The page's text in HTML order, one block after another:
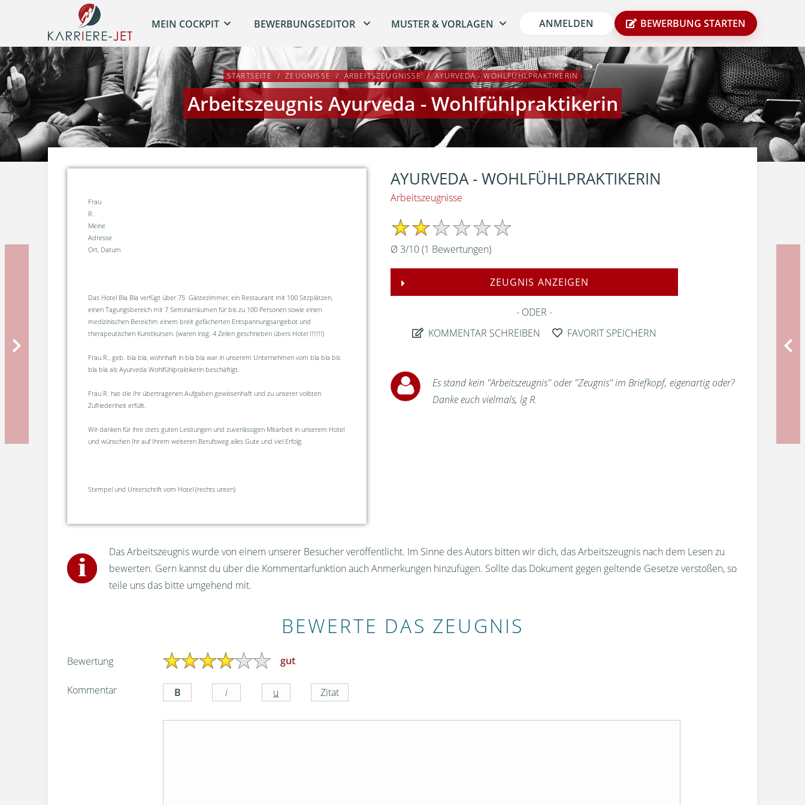
MEIN COCKPIT BEWERBUNGSEDITOR MUSTER & VORLAGEN ANMELDEN BEWERBUNG STARTEN
STARTSEITE ZEUGNISSE ARBEITSZEUGNISSE AYURVEDA - WOHLFÜHLPRAKTIKERIN
Arbeitszeugnis Ayurveda - Wohlfühlpraktikerin
AYURVEDA - WOHLFÜHLPRAKTIKERIN
Arbeitszeugnisse
Ø 3/10(1 Bewertungen)
ZEUGNIS ANZEIGEN
ODER
KOMMENTAR SCHREIBEN
FAVORIT SPEICHERN
Es stand kein ''Arbeitszeugnis'' oder ''Zeugnis'' im Briefkopf, eigenartig oder?
Danke euch vielmals, lg R.
Frau
R.
Meine
Adresse
Ort, Datum
Das Hotel Bla Bla verfügt über 75 Gästezimmer, ein Restaurant mit 100 Sitzplätzen,
einen Tagungsbereich mit 7 Seminarräumen für bis zu 100 Personen sowie einen
medizinischen Bereichm einem breit gefächerten Entspannungsangebot und
therapeutischen Kunstkursen. (waren insg. 4 Zeilen geschrieben übers Hotel !!!!!!!)
Frau R., geb. bla bla, wohnhaft in bla bla war in unserem Unternehmen vom bla bla bis
bla bla als Ayurveda Wohlfühlpraktikerin beschäftigt.
Frau R. hat die Ihr übertragenen Aufgaben gewissenhaft und zu unserer vollsten
Zufriedenheit erfüllt.
Wir danken für ihre stets guten Leistungen und zuverlässigen Mitarbeit in unserem Hotel
und wünschen Ihr auf Ihrem weiteren Berufsweg alles Gute und viel Erfolg.
Stempel und Unterschrift vom Hotel (rechts unten)
Das Arbeitszeugnis wurde von einem unserer Besucher veröffentlicht. Im Sinne des Autors bitten wir dich, das Arbeitszeugnis nach dem Lesen zu
bewerten. Gern kannst du über die Kommentarfunktion auch Anmerkungen hinzufügen. Sollte das Dokument gegen geltende Gesetze verstoßen, so
teile uns das bitte umgehend mit.
BEWERTE DAS ZEUGNIS
Bewertung gut
Kommentar